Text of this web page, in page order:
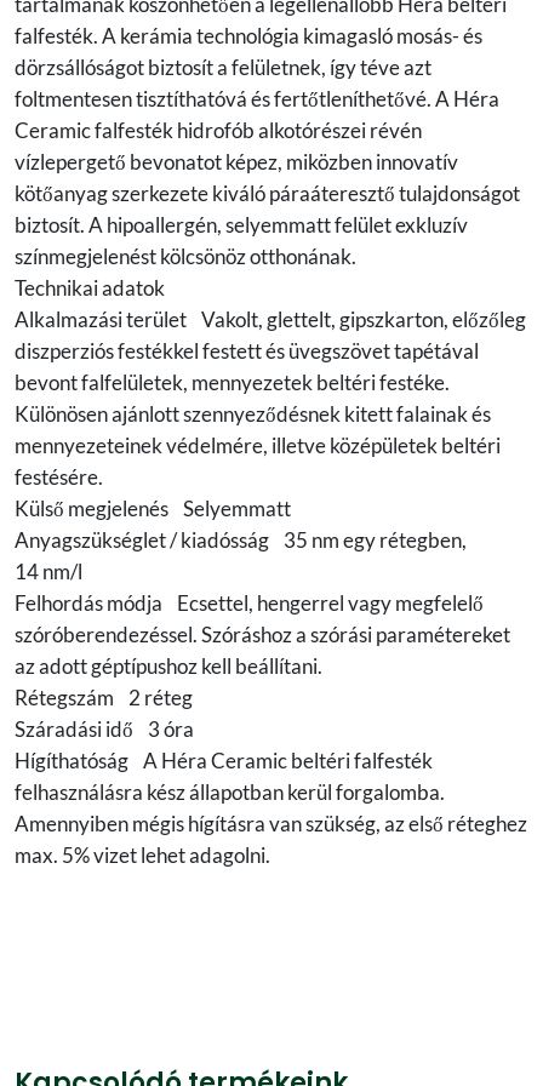
falfesték. A kerámia technológia kimagasló mosás- és
dörzsállóságot biztosít a felületnek, így téve azt
foltmentesen tisztíthatóvá és fertőtleníthetővé. A Héra
Ceramic falfesték hidrofób alkotórészei révén
vízlepergető bevonatot képez, miközben innovatív
kötőanyag szerkezete kiváló páraáteresztő tulajdonságot
biztosít. A hipoallergén, selyemmatt felület exkluzív
színmegjelenést kölcsönöz otthonának.
Technikai adatok
Alkalmazási terület Vakolt, glettelt, gipszkarton, előzőleg
diszperziós festékkel festett és üvegszövet tapétával
bevont falfelületek, mennyezetek beltéri festéke.
Különösen ajánlott szennyeződésnek kitett falainak és
mennyezeteinek védelmére, illetve középületek beltéri
festésére.
Külső megjelenés Selyemmatt
Anyagszükséglet / kiadósság 35 nm egy rétegben,
14 nm/l
Felhordás módja Ecsettel, hengerrel vagy megfelelő
szóróberendezéssel. Szóráshoz a szórási paramétereket
az adott géptípushoz kell beállítani.
Rétegszám 2 réteg
Száradási idő 3 óra
Hígíthatóság A Héra Ceramic beltéri falfesték
felhasználásra kész állapotban kerül forgalomba.
Amennyiben mégis hígításra van szükség, az első réteghez
max. 5% vizet lehet adagolni.